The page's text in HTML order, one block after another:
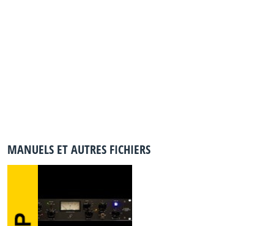
MANUELS ET AUTRES FICHIERS